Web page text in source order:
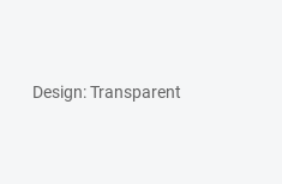
Design: Transparent